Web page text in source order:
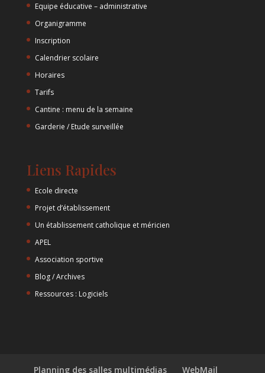
Equipe éducative – administrative
Organigramme
Inscription
Calendrier scolaire
Horaires
Tarifs
Cantine : menu de la semaine
Garderie / Etude surveillée
Liens Rapides
Ecole directe
Projet d’établissement
Un établissement catholique et méricien
APEL
Association sportive
Blog / Archives
Ressources : Logiciels
Planning des salles multimédias WebMail